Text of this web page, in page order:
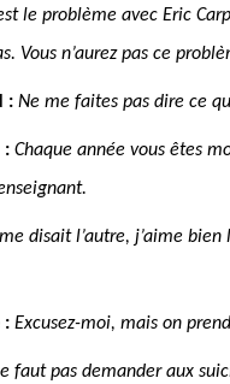
le problème avec Eric
Vous n’aurez pas ce
: Ne me faites pas dire ce
: Chaque année vous êtes
disait l’autre, j’aime
: Excusez-moi, mais on
faut pas demander aux